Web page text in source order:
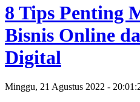
8 Tips Penting
Bisnis Online
Digital
Minggu, 21 Agustus 2022 -